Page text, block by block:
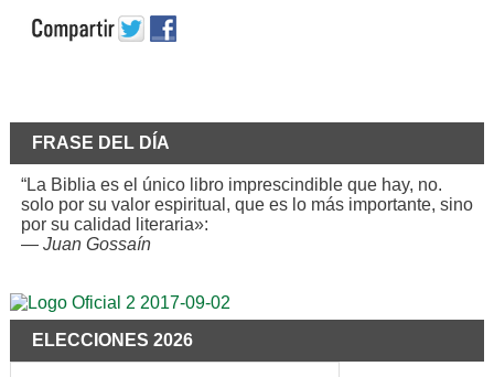
FRASE DEL DÍA
“La Biblia es el único libro imprescindible que hay, no.
solo por su valor espiritual, que es lo más importante, sino
por su calidad literaria»:
— Juan Gossaín
ELECCIONES 2026